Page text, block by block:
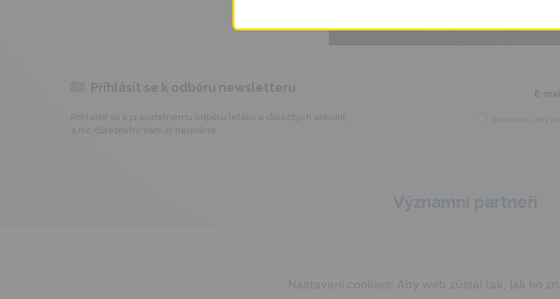
Přihlásit se k odběru newsletteru
Přihlaste se k pravidelnému odběru letáků a důležitých aktualit,
a nic důležitého Vám již neunikne.
E-mail
Významní partneři